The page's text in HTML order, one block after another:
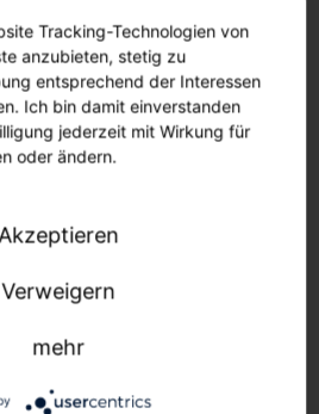
Volle
Tracking-Technologien von
anzubieten, stetig zu
entsprechend der Interessen
Ich bin damit einverstanden
jederzeit mit Wirkung für
oder ändern.
Akzeptieren
Verweigern
mehr